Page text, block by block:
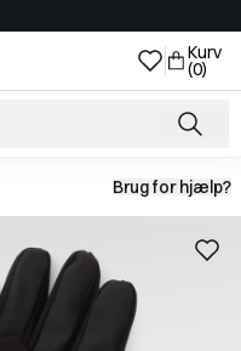
Kurv
(0)
Brug for hjælp?